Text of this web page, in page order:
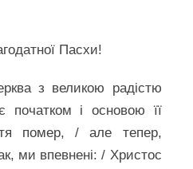
Пасхи!
з великою радістю
початком і основою її
помер, / але тепер,
ми впевнені: / Христос